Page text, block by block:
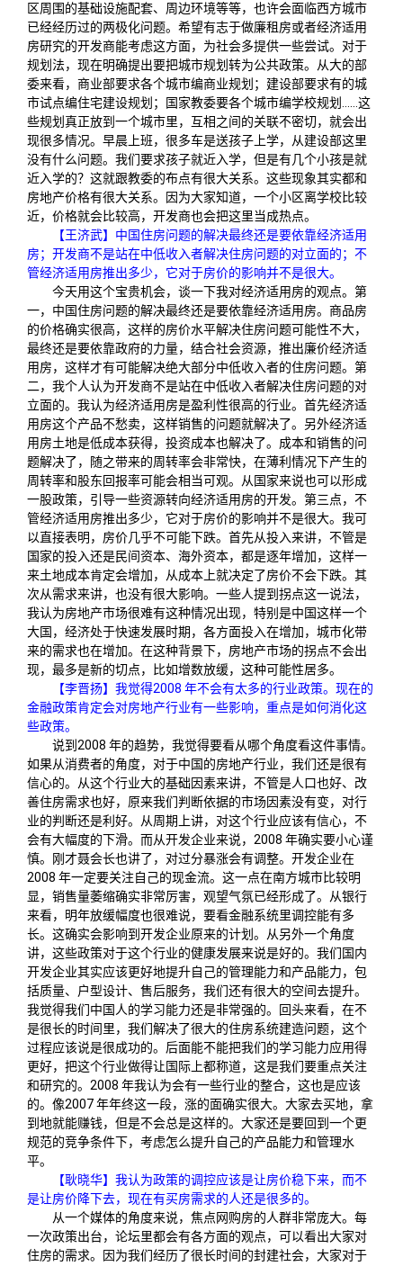
区周围的基础设施配套、周边环境等等，也许会面临西方城市
已经经历过的两极化问题。希望有志于做廉租房或者经济适用
房研究的开发商能考虑这方面，为社会多提供一些尝试。对于
规划法，现在明确提出要把城市规划转为公共政策。从大的部
委来看，商业部要求各个城市编商业规划；建设部要求有的城
市试点编住宅建设规划；国家教委要各个城市编学校规划……这
些规划真正放到一个城市里，互相之间的关联不密切，就会出
现很多情况。早晨上班，很多车是送孩子上学，从建设部这里
没有什么问题。我们要求孩子就近入学，但是有几个小孩是就
近入学的？这就跟教委的布点有很大关系。这些现象其实都和
房地产价格有很大关系。因为大家知道，一个小区离学校比较
近，价格就会比较高，开发商也会把这里当成热点。
【王济武】中国住房问题的解决最终还是要依靠经济适用
房；开发商不是站在中低收入者解决住房问题的对立面的；不
管经济适用房推出多少，它对于房价的影响并不是很大。
今天用这个宝贵机会，谈一下我对经济适用房的观点。第
一，中国住房问题的解决最终还是要依靠经济适用房。商品房
的价格确实很高，这样的房价水平解决住房问题可能性不大，
最终还是要依靠政府的力量，结合社会资源，推出廉价经济适
用房，这样才有可能解决绝大部分中低收入者的住房问题。第
二，我个人认为开发商不是站在中低收入者解决住房问题的对
立面的。我认为经济适用房是盈利性很高的行业。首先经济适
用房这个产品不愁卖，这样销售的问题就解决了。另外经济适
用房土地是低成本获得，投资成本也解决了。成本和销售的问
题解决了，随之带来的周转率会非常快，在薄利情况下产生的
周转率和股东回报率可能会相当可观。从国家来说也可以形成
一股政策，引导一些资源转向经济适用房的开发。第三点，不
管经济适用房推出多少，它对于房价的影响并不是很大。我可
以直接表明，房价几乎不可能下跌。首先从投入来讲，不管是
国家的投入还是民间资本、海外资本，都是逐年增加，这样一
来土地成本肯定会增加，从成本上就决定了房价不会下跌。其
次从需求来讲，也没有很大影响。一些人提到拐点这一说法，
我认为房地产市场很难有这种情况出现，特别是中国这样一个
大国，经济处于快速发展时期，各方面投入在增加，城市化带
来的需求也在增加。在这种背景下，房地产市场的拐点不会出
现，最多是新的切点，比如增数放缓，这种可能性居多。
【李晋扬】我觉得2008 年不会有太多的行业政策。现在的
金融政策肯定会对房地产行业有一些影响，重点是如何消化这
些政策。
说到2008 年的趋势，我觉得要看从哪个角度看这件事情。
如果从消费者的角度，对于中国的房地产行业，我们还是很有
信心的。从这个行业大的基础因素来讲，不管是人口也好、改
善住房需求也好，原来我们判断依据的市场因素没有变，对行
业的判断还是利好。从周期上讲，对这个行业应该有信心，不
会有大幅度的下滑。而从开发企业来说，2008 年确实要小心谨
慎。刚才聂会长也讲了，对过分暴涨会有调整。开发企业在
2008 年一定要关注自己的现金流。这一点在南方城市比较明
显，销售量萎缩确实非常厉害，观望气氛已经形成了。从银行
来看，明年放缓幅度也很难说，要看金融系统里调控能有多
长。这确实会影响到开发企业原来的计划。从另外一个角度
讲，这些政策对于这个行业的健康发展来说是好的。我们国内
开发企业其实应该更好地提升自己的管理能力和产品能力，包
括质量、户型设计、售后服务，我们还有很大的空间去提升。
我觉得我们中国人的学习能力还是非常强的。回头来看，在不
是很长的时间里，我们解决了很大的住房系统建造问题，这个
过程应该说是很成功的。后面能不能把我们的学习能力应用得
更好，把这个行业做得让国际上都称道，这是我们要重点关注
和研究的。2008 年我认为会有一些行业的整合，这也是应该
的。像2007 年年终这一段，涨的面确实很大。大家去买地，拿
到地就能赚钱，但是不会总是这样的。大家还是要回到一个更
规范的竞争条件下，考虑怎么提升自己的产品能力和管理水
平。
【耿晓华】我认为政策的调控应该是让房价稳下来，而不
是让房价降下去，现在有买房需求的人还是很多的。
从一个媒体的角度来说，焦点网购房的人群非常庞大。每
一次政策出台，论坛里都会有各方面的观点，可以看出大家对
住房的需求。因为我们经历了很长时间的封建社会，大家对于